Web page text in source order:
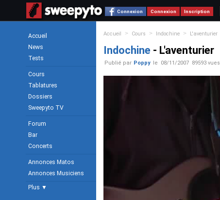
Connexion Connexion Inscription
Accueil
News
Tests
Cours
Tablatures
Dossiers
Sweepyto TV
Forum
Bar
Concerts
Annonces Matos
Annonces Musiciens
Plus ▼
Accueil > Cours > Indochine > L'aventurier
Indochine - L'aventurier
Publié par Poppy le 08/11/2007 89593 vues